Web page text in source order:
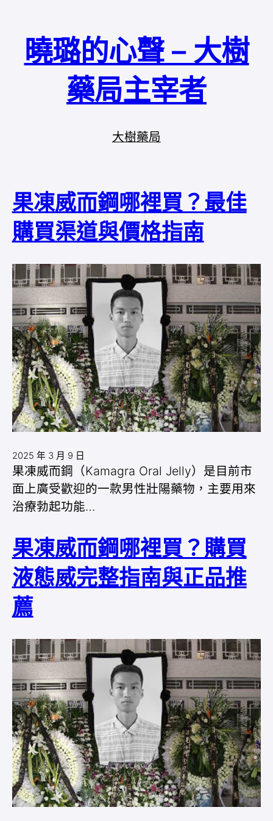
曉璐的心聲 – 大樹
藥局主宰者
大樹藥局
果凍威而鋼哪裡買？最佳
購買渠道與價格指南
2025 年 3 月 9 日
果凍威而鋼（Kamagra Oral Jelly）是目前市
面上廣受歡迎的一款男性壯陽藥物，主要用來
治療勃起功能…
果凍威而鋼哪裡買？購買
液態威完整指南與正品推
薦